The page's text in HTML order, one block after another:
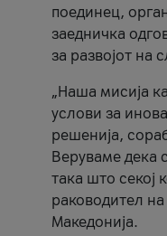
поединец,
заедничка
за развојот на
„Наша мисија
услови за
решенија,
Веруваме дека
така што секој
раководител
Македонија.